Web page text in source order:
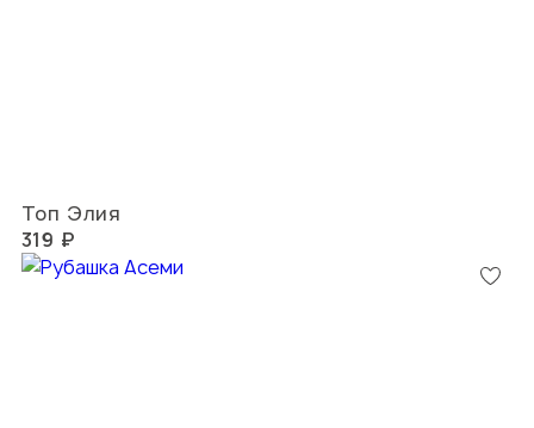
Топ Элия
319 ₽